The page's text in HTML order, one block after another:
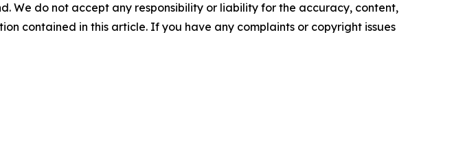
We do not accept any responsibility or liability for the accuracy, content,
contained in this article. If you have any complaints or copyright issues